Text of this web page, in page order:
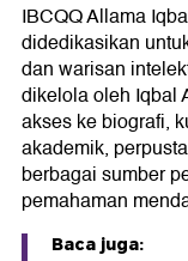
IBCQQ Allama
didedikasikan
dan warisan
dikelola oleh Iqbal
akses ke biografi,
akademik,
berbagai sumber
pemahaman
Baca juga: